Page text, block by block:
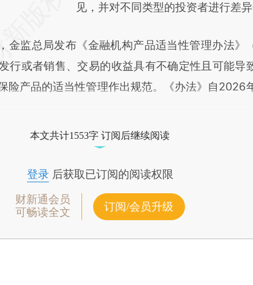
新观点和立场。推荐点击链接阅读
见，并对不同类型的投资者进行差异
监总局发布《金融机构产品适当性管理办法》
行或者销售、交易的收益具有不确定性且可能导
险产品的适当性管理作出规范。《办法》自2026
本文共计1553字 订阅后继续阅读
登录后获取已订阅的阅读权限
财新通会员
可畅读全文
订阅/会员升级